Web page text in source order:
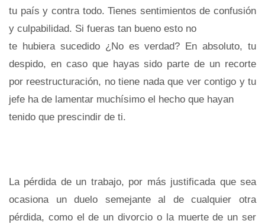
tu país y contra todo. Tienes sentimientos de confusión
y culpabilidad. Si fueras tan bueno esto no
te hubiera sucedido ¿No es verdad? En absoluto, tu
despido, en caso que hayas sido parte de un recorte
por reestructuración, no tiene nada que ver contigo y tu
jefe ha de lamentar muchísimo el hecho que hayan
tenido que prescindir de ti.
La pérdida de un trabajo, por más justificada que sea
ocasiona un duelo semejante al de cualquier otra
pérdida, como el de un divorcio o la muerte de un ser